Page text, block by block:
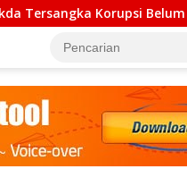
Ratusan